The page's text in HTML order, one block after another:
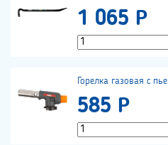
1 065 Р
Горелка газовая с
585 Р